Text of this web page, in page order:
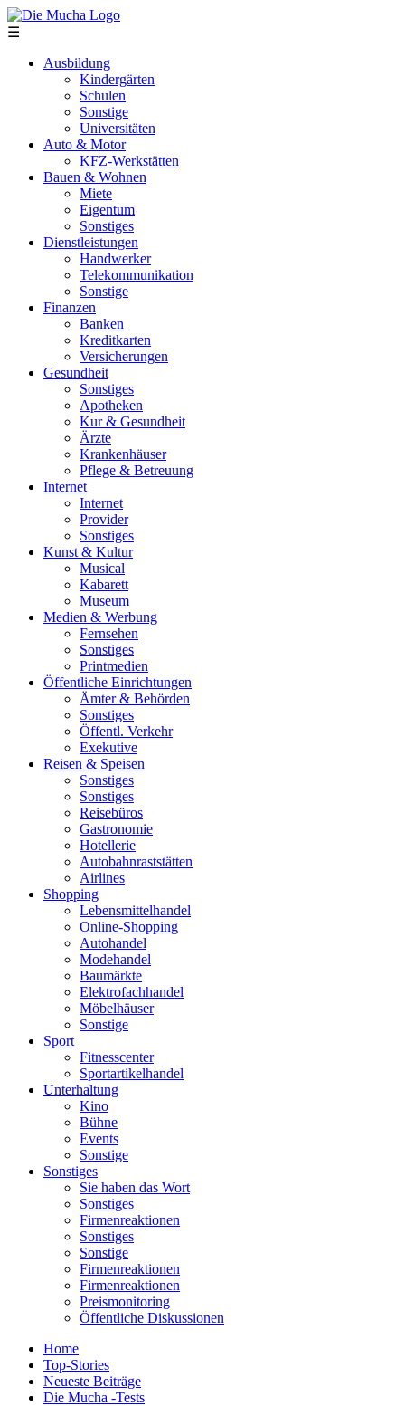
Direkt zum Inhalt
☰
Ausbildung
Kindergärten
Schulen
Sonstige
Universitäten
Auto & Motor
KFZ-Werkstätten
Bauen & Wohnen
Miete
Eigentum
Sonstiges
Dienstleistungen
Handwerker
Telekommunikation
Sonstige
Finanzen
Banken
Kreditkarten
Versicherungen
Gesundheit
Sonstiges
Apotheken
Kur & Gesundheit
Ärzte
Krankenhäuser
Pflege & Betreuung
Internet
Internet
Provider
Sonstiges
Kunst & Kultur
Musical
Kabarett
Museum
Medien & Werbung
Fernsehen
Sonstiges
Printmedien
Öffentliche Einrichtungen
Ämter & Behörden
Sonstiges
Öffentl. Verkehr
Exekutive
Reisen & Speisen
Sonstiges
Sonstiges
Reisebüros
Gastronomie
Hotellerie
Autobahnraststätten
Airlines
Shopping
Lebensmittelhandel
Online-Shopping
Autohandel
Modehandel
Baumärkte
Elektrofachhandel
Möbelhäuser
Sonstige
Sport
Fitnesscenter
Sportartikelhandel
Unterhaltung
Kino
Bühne
Events
Sonstige
Sonstiges
Sie haben das Wort
Sonstiges
Firmenreaktionen
Sonstiges
Sonstige
Firmenreaktionen
Firmenreaktionen
Preismonitoring
Öffentliche Diskussionen
Home
Top-Stories
Neueste Beiträge
Die Mucha -Tests